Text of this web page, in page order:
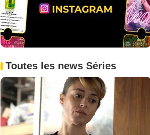
Toutes les news Séries